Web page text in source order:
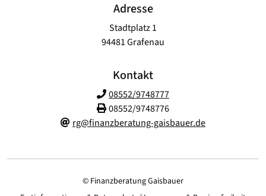
Adresse
Stadtplatz 1
94481 Grafenau
Kontakt
08552/9748777
08552/9748776
rg@finanzberatung-gaisbauer.de
© Finanzberatung Gaisbauer